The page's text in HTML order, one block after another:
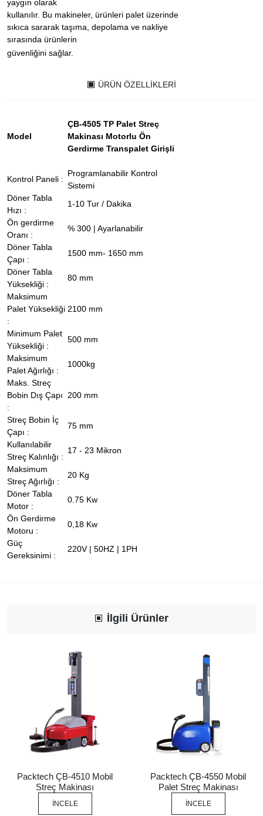
yaygın olarak
kullanılır. Bu makineler, ürünleri palet üzerinde
sıkıca sararak taşıma, depolama ve nakliye
sırasında ürünlerin
güvenliğini sağlar.
ÜRÜN ÖZELLIKLERI
Model
ÇB-4505 TP Palet Streç
Makinası Motorlu Ön
Gerdirme Transpalet Girişli
Kontrol Paneli :
Programlanabilir Kontrol
Sistemi
Döner Tabla
Hızı :
1-10 Tur / Dakika
Ön gerdirme
Oranı :
% 300 | Ayarlanabilir
Döner Tabla
Çapı :
1500 mm- 1650 mm
Döner Tabla
Yüksekliği :
80 mm
Maksimum
Palet Yüksekliği
:
2100 mm
Minimum Palet
Yüksekliği :
500 mm
Maksimum
Palet Ağırlığı :
1000kg
Maks. Streç
Bobin Dış Çapı
:
200 mm
Streç Bobin İç
Çapı :
75 mm
Kullanılabilir
Streç Kalınlığı :
17 - 23 Mikron
Maksimum
Streç Ağırlığı :
20 Kg
Döner Tabla
Motor :
0.75 Kw
Ön Gerdirme
Motoru :
0,18 Kw
Güç
Gereksinimi :
220V | 50HZ | 1PH
İlgili Ürünler
Packtech ÇB-4510 Mobil
Streç Makinası
İNCELE
Packtech ÇB-4550 Mobil
Palet Streç Makinası
İNCELE